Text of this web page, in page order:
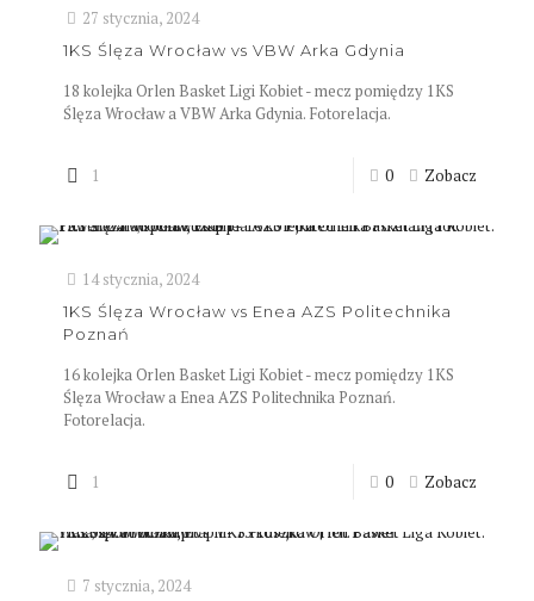
27 stycznia, 2024
1KS Ślęza Wrocław vs VBW Arka Gdynia
18 kolejka Orlen Basket Ligi Kobiet - mecz pomiędzy 1KS
Ślęza Wrocław a VBW Arka Gdynia. Fotorelacja.
1 0 Zobacz
14 stycznia, 2024
1KS Ślęza Wrocław vs Enea AZS Politechnika
Poznań
16 kolejka Orlen Basket Ligi Kobiet - mecz pomiędzy 1KS
Ślęza Wrocław a Enea AZS Politechnika Poznań.
Fotorelacja.
1 0 Zobacz
7 stycznia, 2024